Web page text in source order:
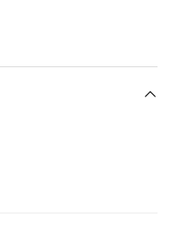
Les câbles USB
une performance de
La résistance à la
sont garanties par
fabriqués